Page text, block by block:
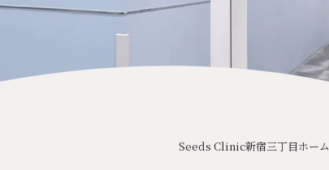
Seeds Clinic新宿三丁目ホーム